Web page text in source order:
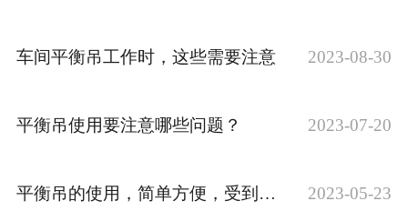
车间平衡吊工作时，这些需要注意 2023-08-30
平衡吊使用要注意哪些问题？ 2023-07-20
平衡吊的使用，简单方便，受到了企业欢迎 2023-05-23